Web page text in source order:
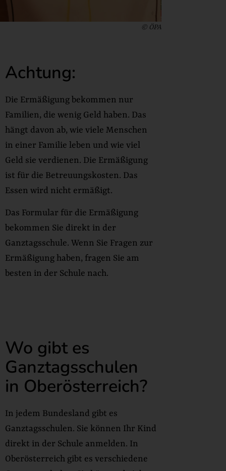
© ÖPA
Achtung:
Die Ermäßigung bekommen nur
Familien, die wenig Geld haben. Das
hängt davon ab, wie viele Menschen
in einer Familie leben und wie viel
Geld sie verdienen. Die Ermäßigung
ist für die Betreuungskosten. Das
Essen wird nicht ermäßigt.
Das Formular für die Ermäßigung
bekommen Sie direkt in der
Ganztagsschule. Wenn Sie Fragen zur
Ermäßigung haben, fragen Sie am
besten in der Schule nach.
Wo gibt es
Ganztagsschulen
in Oberösterreich?
In jedem Bundesland gibt es
Ganztagsschulen. Sie können Ihr Kind
direkt in der Schule anmelden. In
Oberösterreich gibt es verschiedene